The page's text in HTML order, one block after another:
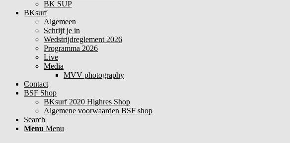
BK SUP
BKsurf
Algemeen
Schrijf je in
Wedstrijdreglement 2026
Programma 2026
Live
Media
MVV photography
Contact
BSF Shop
BKsurf 2020 Highres Shop
Algemene voorwaarden BSF shop
Search
Menu Menu